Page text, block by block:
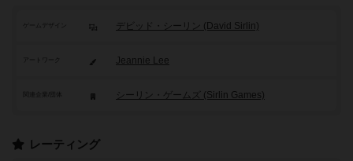
ゲームデザイン デビッド・シーリン (David Sirlin)
アートワーク Jeannie Lee
シーリン・ゲームズ (Sirlin Games)
レーティング